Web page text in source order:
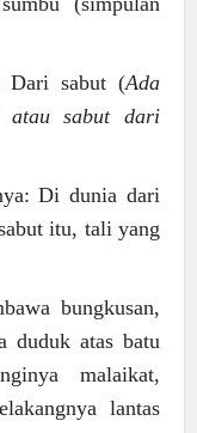
Dari sabut (Ada
atau sabut dari
Di dunia dari
itu, tali yang
bungkusan,
duduk atas batu
malaikat,
lantas